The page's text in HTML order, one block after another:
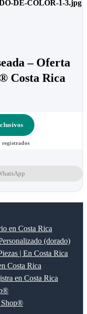
– Oferta
Costa Rica
registrados
en Costa Rica
(dorado)
| En Costa Rica
Costa Rica
en Costa Rica
Shop®